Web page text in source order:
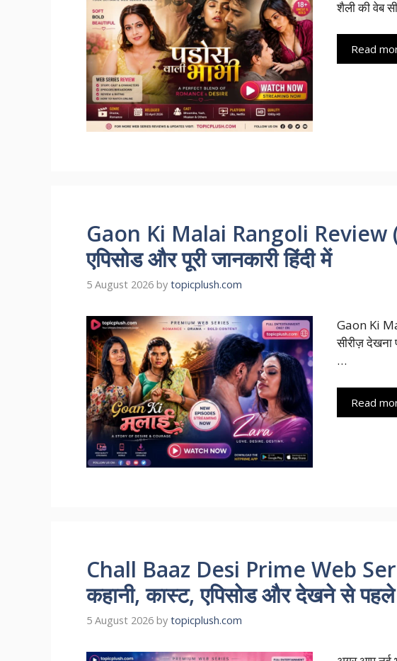
शैली की वेब
Read
Gaon Ki Malai Rangoli Review
एपिसोड और पूरी जानकारी हिंदी में
5 August 2026 by topicplush.com
Gaon Ki
सीरीज़
…
Read
Chall Baaz Desi Prime Web
कहानी, कास्ट, एपिसोड और देखने से पहले
5 August 2026 by topicplush.com